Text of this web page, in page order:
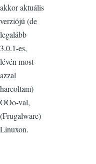
akkor aktuális
verziójú (de
legalább
3.0.1-es,
lévén most
azzal
harcoltam)
OOo-val,
(Frugalware)
Linuxon.